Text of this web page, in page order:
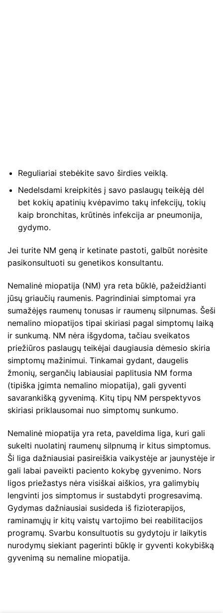
Reguliariai stebėkite savo širdies veiklą.
Nedelsdami kreipkitės į savo paslaugų teikėją dėl
bet kokių apatinių kvėpavimo takų infekcijų, tokių
kaip bronchitas, krūtinės infekcija ar pneumonija,
gydymo.
Jei turite NM geną ir ketinate pastoti, galbūt norėsite
pasikonsultuoti su genetikos konsultantu.
Nemalinė miopatija (NM) yra reta būklė, pažeidžianti
jūsų griaučių raumenis. Pagrindiniai simptomai yra
sumažėjęs raumenų tonusas ir raumenų silpnumas. Šeši
nemalino miopatijos tipai skiriasi pagal simptomų laiką
ir sunkumą. NM nėra išgydoma, tačiau sveikatos
priežiūros paslaugų teikėjai daugiausia dėmesio skiria
simptomų mažinimui. Tinkamai gydant, daugelis
žmonių, sergančių labiausiai paplitusia NM forma
(tipiška įgimta nemalino miopatija), gali gyventi
savarankišką gyvenimą. Kitų tipų NM perspektyvos
skiriasi priklausomai nuo simptomų sunkumo.
Nemalinė miopatija yra reta, paveldima liga, kuri gali
sukelti nuolatinį raumenų silpnumą ir kitus simptomus.
Ši liga dažniausiai pasireiškia vaikystėje ar jaunystėje ir
gali labai paveikti paciento kokybę gyvenimo. Nors
ligos priežastys nėra visiškai aiškios, yra galimybių
lengvinti jos simptomus ir sustabdyti progresavimą.
Gydymas dažniausiai susideda iš fizioterapijos,
raminamųjų ir kitų vaistų vartojimo bei reabilitacijos
programų. Svarbu konsultuotis su gydytoju ir laikytis
nurodymų siekiant pagerinti būklę ir gyventi kokybišką
gyvenimą su nemaline miopatija.